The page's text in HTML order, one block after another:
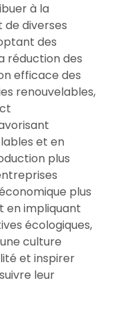
à la
diverses
des
réduction des
efficace des
renouvelables,
et en
plus
plus
en impliquant
écologiques,
culture
et inspirer
leur